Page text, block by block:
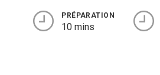
PRÉPARATION
10 mins